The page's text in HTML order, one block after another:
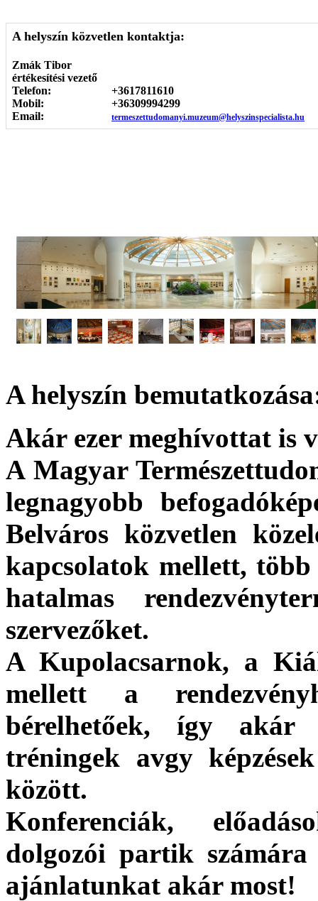
A helyszín közvetlen kontaktja:
Zmák Tibor
értékesítési vezető
Telefon:
+3617811610
Mobil:
+36309994299
Email:
termeszettudomanyi.muzeum@helyszinspecialista.hu
A helyszín
Akár ezer meghívottat is
A Magyar
legnagyobb
Belváros közvetlen
kapcsolatok mellett,
hatalmas
szervezőket.
A Kupolacsarnok, a
mellett a
bérelhetőek, így akár
tréningek avgy
között.
Konferenciák,
dolgozói partik
ajánlatunkat akár most!